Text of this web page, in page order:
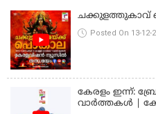
ചക്കുളത്തുകാവ്
Posted On 13-12-
കേരളം ഇന്ന്:
വാർത്തകൾ |